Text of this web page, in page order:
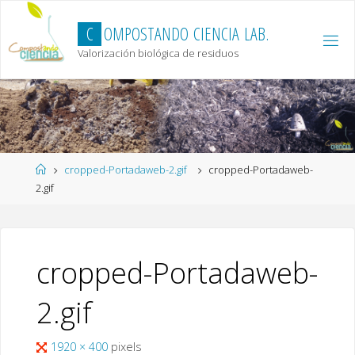
content
C OMPOSTANDO CIENCIA LAB.
Valorización biológica de residuos
Homecropped-Portadaweb-2.gif
cropped-Portadaweb-
2.gif
cropped-Portadaweb-
2.gif
Full1920 × 400 pixels